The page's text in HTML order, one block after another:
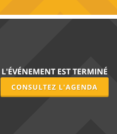
L'ÉVÉNEMENT EST TERMINÉ
CONSULTEZ L'AGENDA